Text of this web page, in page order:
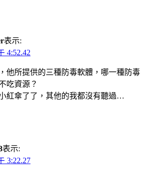
表示:
4:52.42
他所提供的三種防毒軟體，哪一種防毒
吃資源？
紅傘了了，其他的我都沒有聽過…
表示:
3:22.27